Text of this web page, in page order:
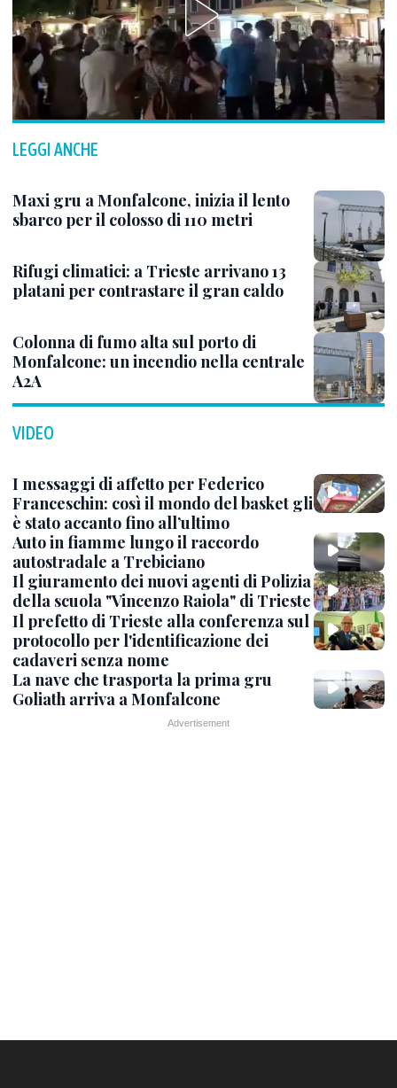
LEGGI ANCHE
Maxi gru a Monfalcone, inizia il lento
sbarco per il colosso di 110 metri
Rifugi climatici: a Trieste arrivano 13
platani per contrastare il gran caldo
Colonna di fumo alta sul porto di
Monfalcone: un incendio nella centrale
A2A
VIDEO
I messaggi di affetto per Federico
Franceschin: così il mondo del basket gli
è stato accanto fino all’ultimo
Auto in fiamme lungo il raccordo
autostradale a Trebiciano
Il giuramento dei nuovi agenti di Polizia
della scuola "Vincenzo Raiola" di Trieste
Il prefetto di Trieste alla conferenza sul
protocollo per l'identificazione dei
cadaveri senza nome
La nave che trasporta la prima gru
Goliath arriva a Monfalcone